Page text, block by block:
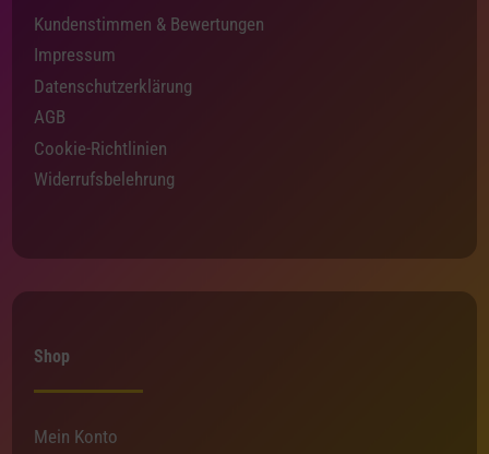
Kundenstimmen & Bewertungen
Impressum
Datenschutzerklärung
AGB
Cookie-Richtlinien
Widerrufsbelehrung
Shop
Mein Konto